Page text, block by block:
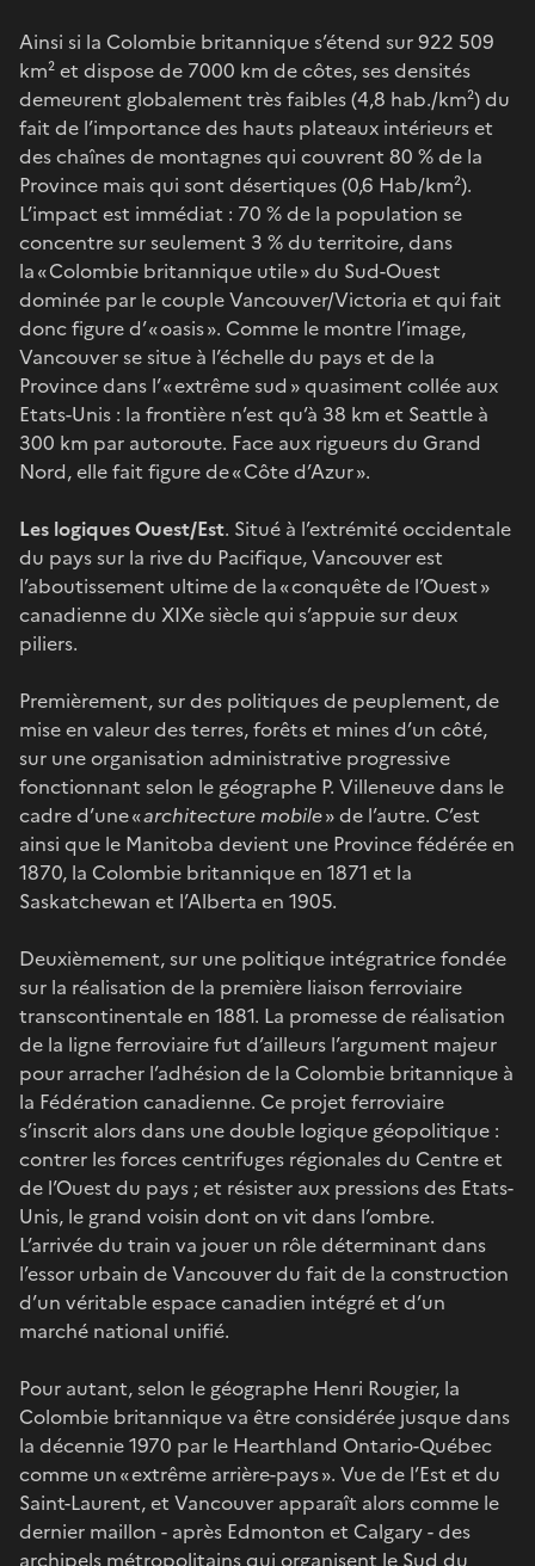
Ainsi si la Colombie britannique s’étend sur 922 509
km² et dispose de 7000 km de côtes, ses densités
demeurent globalement très faibles (4,8 hab./km²) du
fait de l’importance des hauts plateaux intérieurs et
des chaînes de montagnes qui couvrent 80 % de la
Province mais qui sont désertiques (0,6 Hab/km²).
L’impact est immédiat : 70 % de la population se
concentre sur seulement 3 % du territoire, dans
la « Colombie britannique utile » du Sud-Ouest
dominée par le couple Vancouver/Victoria et qui fait
donc figure d’ « oasis ». Comme le montre l’image,
Vancouver se situe à l’échelle du pays et de la
Province dans l’ « extrême sud » quasiment collée aux
Etats-Unis : la frontière n’est qu’à 38 km et Seattle à
300 km par autoroute. Face aux rigueurs du Grand
Nord, elle fait figure de « Côte d’Azur ».
Les logiques Ouest/Est. Situé à l’extrémité occidentale
du pays sur la rive du Pacifique, Vancouver est
l’aboutissement ultime de la « conquête de l’Ouest »
canadienne du XIXe siècle qui s’appuie sur deux
piliers.
Premièrement, sur des politiques de peuplement, de
mise en valeur des terres, forêts et mines d’un côté,
sur une organisation administrative progressive
fonctionnant selon le géographe P. Villeneuve dans le
cadre d’une «architecture mobile» de l’autre. C’est
ainsi que le Manitoba devient une Province fédérée en
1870, la Colombie britannique en 1871 et la
Saskatchewan et l’Alberta en 1905.
Deuxièmement, sur une politique intégratrice fondée
sur la réalisation de la première liaison ferroviaire
transcontinentale en 1881. La promesse de réalisation
de la ligne ferroviaire fut d’ailleurs l’argument majeur
pour arracher l’adhésion de la Colombie britannique à
la Fédération canadienne. Ce projet ferroviaire
s’inscrit alors dans une double logique géopolitique :
contrer les forces centrifuges régionales du Centre et
de l’Ouest du pays ; et résister aux pressions des Etats-
Unis, le grand voisin dont on vit dans l’ombre.
L’arrivée du train va jouer un rôle déterminant dans
l’essor urbain de Vancouver du fait de la construction
d’un véritable espace canadien intégré et d’un
marché national unifié.
Pour autant, selon le géographe Henri Rougier, la
Colombie britannique va être considérée jusque dans
la décennie 1970 par le Hearthland Ontario-Québec
comme un « extrême arrière-pays ». Vue de l’Est et du
Saint-Laurent, et Vancouver apparaît alors comme le
dernier maillon - après Edmonton et Calgary - des
archipels métropolitains qui organisent le Sud du